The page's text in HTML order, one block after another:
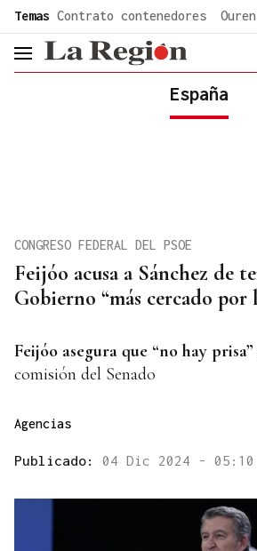
Temas Contrato contenedores
header.menu.open
España
Feijóo acusa a Sánchez de
Gobierno “más cercado por
CONGRESO FEDERAL DEL PSOE
Feijóo asegura que “no hay prisa”
comisión del Senado
Agencias
Publicado: 04 Dic 2024 - 05:10